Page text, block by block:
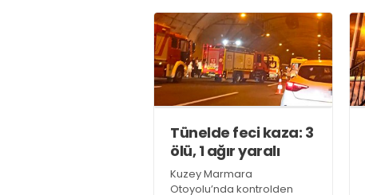
Tünelde feci kaza: 3
ölü, 1 ağır yaralı
Kuzey Marmara
Otoyolu’nda kontrolden